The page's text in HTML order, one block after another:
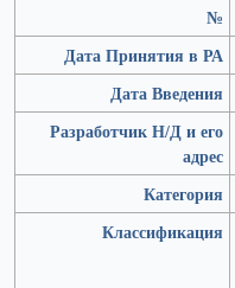
№
Дата Принятия в РА
Дата Введения
Разработчик Н/Д и его
адрес
Категория
Классификация